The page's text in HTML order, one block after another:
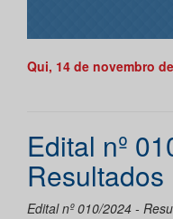
Qui, 14 de novembro
Edital nº
Edital nº 010/2024 -